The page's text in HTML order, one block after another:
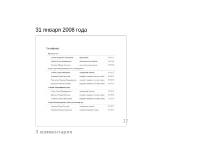
31 января 2008 года
12
3 комментария